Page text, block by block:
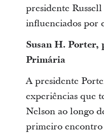
presidente
influenciados por
Susan H. Porter,
Primária
A presidente
experiências que
Nelson ao longo
primeiro encontro